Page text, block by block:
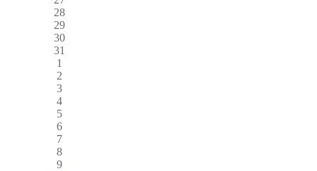
28
29
30
31
1
2
3
4
5
6
7
8
9